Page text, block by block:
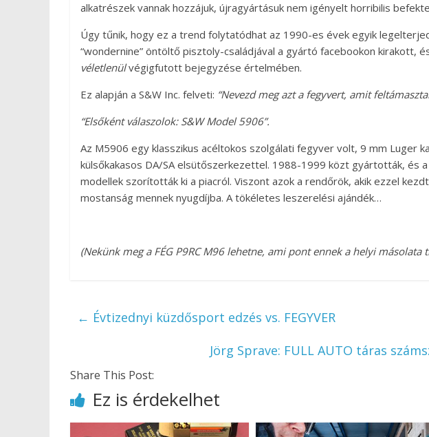
alkatrészek vannak hozzájuk, újragyártásuk nem igényelt horribilis
Úgy tűnik, hogy ez a trend folytatódhat az 1990-es évek egyik
“wondernine” öntöltő pisztoly-családjával a gyártó facebookon kirakott,
véletlenülvégigfutott bejegyzése értelmében.
Ez alapján a S&W Inc. felveti: “Nevezd meg azt a fegyvert, amit
“Elsőként válaszolok: S&W Model 5906”.
Az M5906 egy klasszikus acéltokos szolgálati fegyver volt, 9 mm Luger
külsőkakasos DA/SA elsütőszerkezettel. 1988-1999 közt gyártották, és
modellek szorították ki a piacról. Viszont azok a rendőrök, akik ezzel
mostanság mennek nyugdíjba. A tökéletes leszerelési ajándék…
(Nekünk meg a FÉG P9RC M96 lehetne, ami pont ennek a helyi másolata
← Évtizednyi küzdősport edzés vs. FEGYVER
Jörg Sprave: FULL AUTO táras
Share This Post:
Ez is érdekelhet